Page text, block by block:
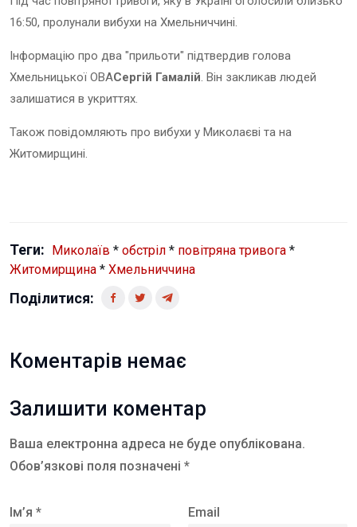
16:50, пролунали вибухи на Хмельниччині.
Інформацію про два "прильоти" підтвердив голова
Хмельницької ОВАСергій Гамалій. Він закликав людей
залишатися в укриттях.
Також повідомляють про вибухи у Миколаєві та на
Житомирщині.
Теги: Миколаїв * обстріл * повітряна тривога *
Житомирщина * Хмельниччина
Поділитися:
Коментарів немає
Залишити коментар
Ваша електронна адреса не буде опублікована.
Обов’язкові поля позначені *
Ім’я * Email